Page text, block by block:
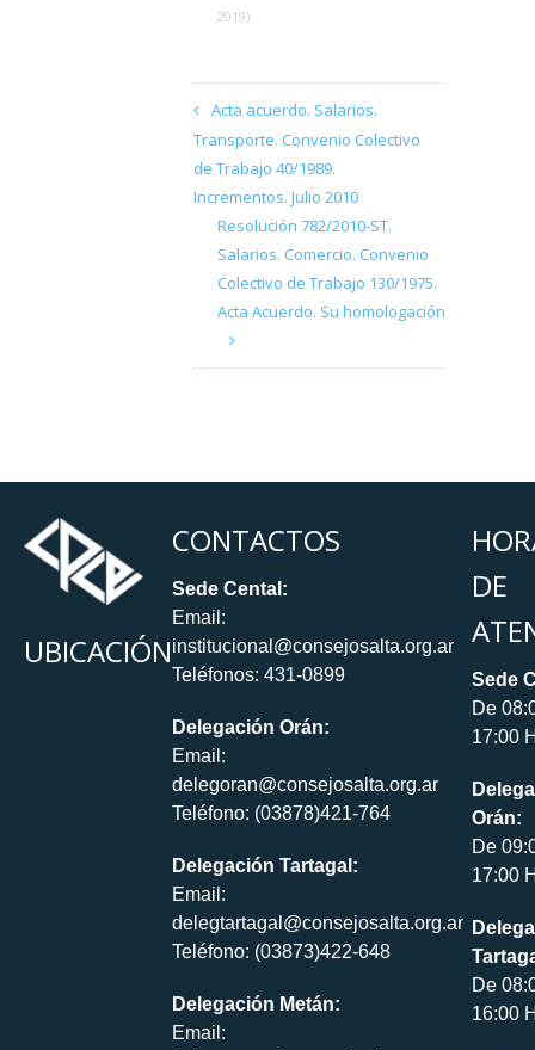
2019)
Acta acuerdo. Salarios.
Transporte. Convenio Colectivo
de Trabajo 40/1989.
Incrementos. Julio 2010
Resolución 782/2010-ST.
Salarios. Comercio. Convenio
Colectivo de Trabajo 130/1975.
Acta Acuerdo. Su homologación
UBICACIÓN
CONTACTOS
Sede Cental:
Email:
institucional@consejosalta.org.ar
Teléfonos: 431-0899
Delegación Orán:
Email:
delegoran@consejosalta.org.ar
Teléfono: (03878)421-764
Delegación Tartagal:
Email:
delegtartagal@consejosalta.org.ar
Teléfono: (03873)422-648
Delegación Metán:
Email:
DE
Sede
De
17:00
Orán:
De
17:00
De
16:00